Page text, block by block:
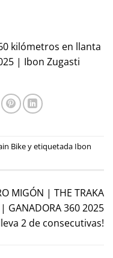
kilómetros en llanta
| Ibon Zugasti
Bikey etiquetada Ibon
MIGÓN | THE TRAKA
GANADORA 360 2025
lleva 2 de consecutivas!